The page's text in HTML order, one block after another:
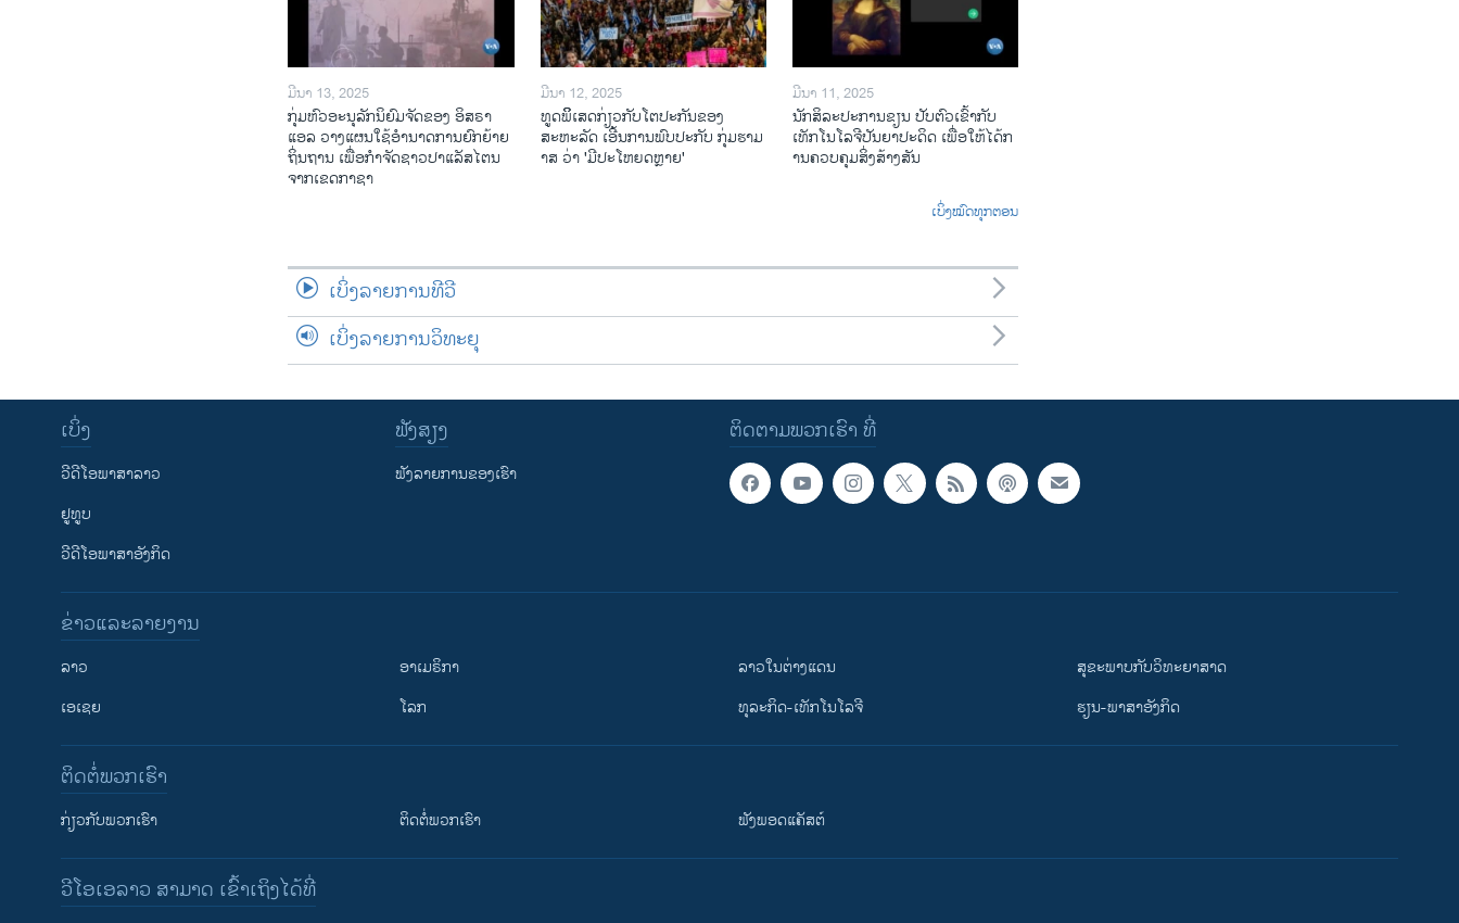
ມີນາ 13, 2025
ກຸ່ມຫົວອະນຸລັກນິຍົມຈັດຂອງ ອິສຣາ
ແອລ ວາງແຜນໃຊ້ອຳນາດການຍົກຍ້າຍ
ຖິ່ນຖານ ເພື່ອກຳຈັດຊາວປາແລັສໄຕນ
ຈາກເຂດກາຊາ
ມີນາ 12, 2025
ທູດພິິເສດກ່ຽວກັບໂຕປະກັນຂອງ
ສະຫະລັດ ເອີ້ນການພົບປະກັບ ກຸ່ມຮາມ
າສ ວ່າ 'ມີປະໂຫຍດຫຼາຍ'
ມີນາ 11, 2025
ນັກ​ສິ​ລະ​ປະ​ການ​ຂຽນ ປັບ​ຕົວ​ເຂົ້າ​ກັບ​
ເທັກ​ໂນ​ໂລ​ຈີ​ປັນ​ຍາ​ປະ​ດິດ ເພື່ອ​ໃຫ້​ໄດ້​ກ​
ານ​ຄວບ​ຄຸມ​ສິ່ງ​ສ້າງ​ສັນ
ເບິ່ງໝົດທຸກຕອນ
ເບິ່ງລາຍການທີວີ
ເບິ່ງລາຍການວິທະຍຸ
ຕິດຕາມພວກເຮົາ ທີ່
ເບິ່ງ
ວີດີໂອພາສາລາວ
ຢູທູບ
ວີດີໂອພາສາອັງກິດ
ຟັງສຽງ
ຟັງລາຍການຂອງເຮົາ
ຂ່າວແລະລາຍງານ
ລາວ
ເອເຊຍ
ອາເມຣິກາ
ໂລກ
ລາວໃນຕ່າງແດນ
ທຸລະກິດ-ເທັກໂນໂລຈີ
ສຸຂະພາບກັບວິທະຍາສາດ
ຮຽນ-ພາສາອັງກິດ
ຕິດຕໍ່ພວກເຮົາ
ກ່ຽວກັບພວກເຮົາ ຕິດຕໍ່ພວກເຮົາ ຟັງພອດແຄັສຕ໌
ວີໂອເອລາວ ສາມາດ ເຂົ້າເຖິງໄດ້ທີ່